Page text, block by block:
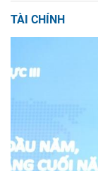
TÀI CHÍNH